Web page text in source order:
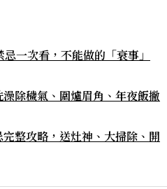
一次看，不能做的「衰事」
除穢氣、圍爐眉角、年夜飯撇
整攻略，送灶神、大掃除、開